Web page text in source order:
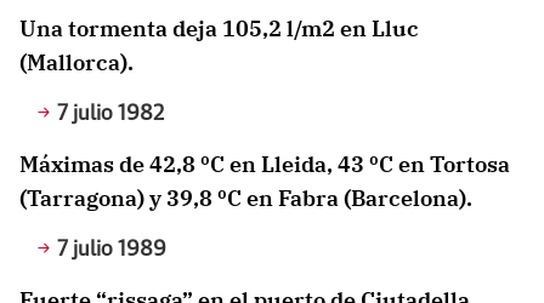
Una tormenta deja 105,2 l/m2 en Lluc
(Mallorca).
7 julio 1982
Máximas de 42,8 ºC en Lleida, 43 ºC en Tortosa
(Tarragona) y 39,8 ºC en Fabra (Barcelona).
7 julio 1989